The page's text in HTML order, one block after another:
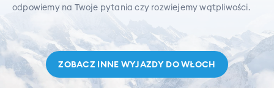
odpowiemy na Twoje pytania czy rozwiejemy wątpliwości.
ZOBACZ INNE WYJAZDY DOWŁOCH